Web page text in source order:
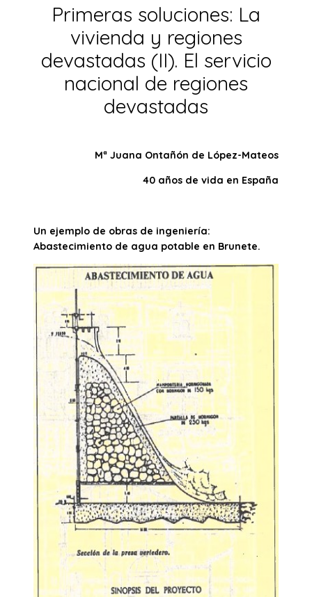
Primeras soluciones: La
vivienda y regiones
devastadas (II). El servicio
nacional de regiones
devastadas
Mª Juana Ontañón de López-Mateos
40 años de vida en España
Un ejemplo de obras de ingeniería:
Abastecimiento de agua potable en Brunete.